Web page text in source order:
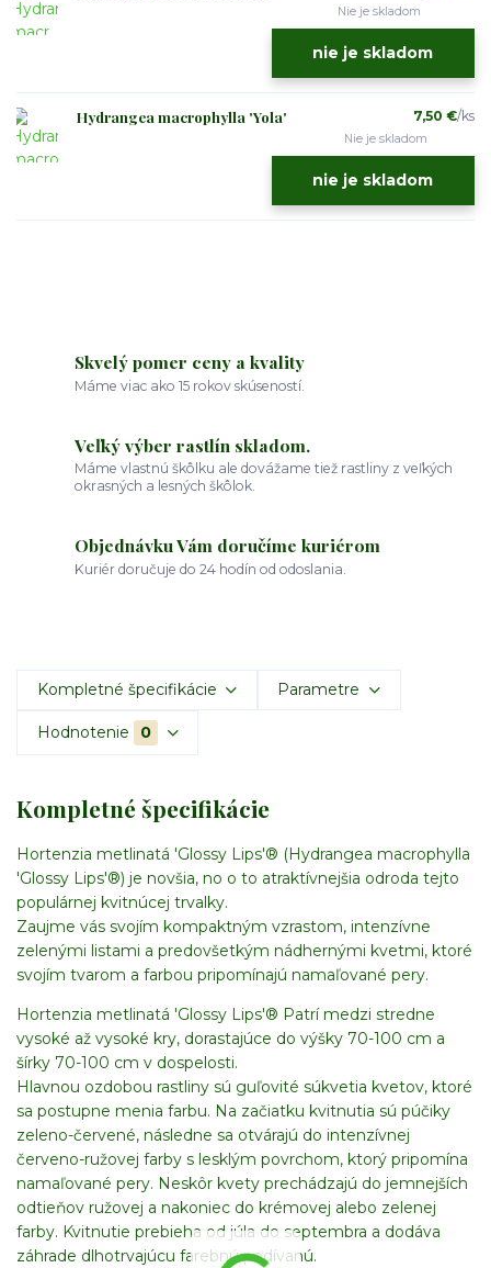
Nie je skladom
nie je skladom
Hydrangea macrophylla 'Yola' 7,50 €/ks
Nie je skladom
nie je skladom
Skvelý pomer ceny a kvality
Máme viac ako 15 rokov skúseností.
Veľký výber rastlín skladom.
Máme vlastnú škôlku ale dovážame tiež rastliny z veľkých
okrasných a lesných škôlok.
Objednávku Vám doručíme kuriérom
Kuriér doručuje do 24 hodín od odoslania.
Kompletné špecifikácie Parametre
Hodnotenie 0
Kompletné špecifikácie
Hortenzia metlinatá 'Glossy Lips'® (Hydrangea macrophylla
'Glossy Lips'®) je novšia, no o to atraktívnejšia odroda tejto
populárnej kvitnúcej trvalky.
Zaujme vás svojím kompaktným vzrastom, intenzívne
zelenými listami a predovšetkým nádhernými kvetmi, ktoré
svojím tvarom a farbou pripomínajú namaľované pery.
Hortenzia metlinatá 'Glossy Lips'® Patrí medzi stredne
vysoké až vysoké kry, dorastajúce do výšky 70-100 cm a
šírky 70-100 cm v dospelosti.
Hlavnou ozdobou rastliny sú guľovité súkvetia kvetov, ktoré
sa postupne menia farbu. Na začiatku kvitnutia sú púčiky
zeleno-červené, následne sa otvárajú do intenzívnej
červeno-ružovej farby s lesklým povrchom, ktorý pripomína
namaľované pery. Neskôr kvety prechádzajú do jemnejších
odtieňov ružovej a nakoniec do krémovej alebo zelenej
farby. Kvitnutie prebieha od júla do septembra a dodáva
záhrade dlhotrvajúcu farebnú podívanú.